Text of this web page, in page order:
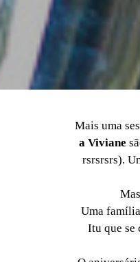
Mais uma
a Viviane
rsrsrsrs).
Uma
Itu que se